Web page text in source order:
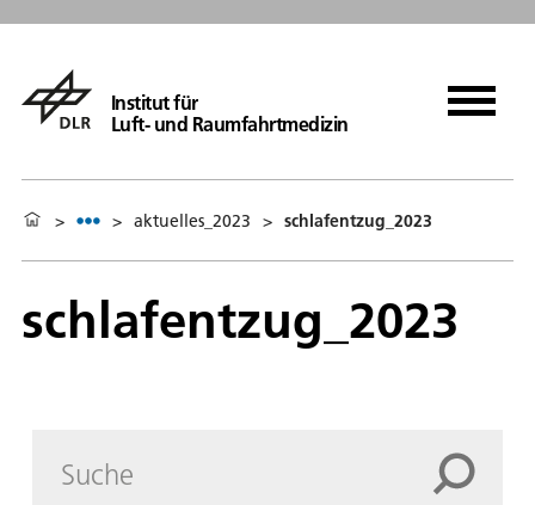
Institut für
Luft- und Raumfahrtmedizin
> > aktuelles_2023 > schlafentzug_2023
schlafentzug_2023